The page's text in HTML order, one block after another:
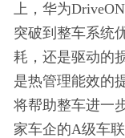
上，华为
突破到整车系统
耗，还是驱动的
是热管理能效的
将帮助整车进一
家车企的A级车